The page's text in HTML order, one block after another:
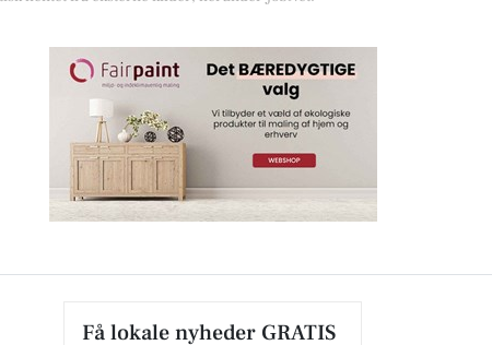
Få lokale nyheder GRATIS